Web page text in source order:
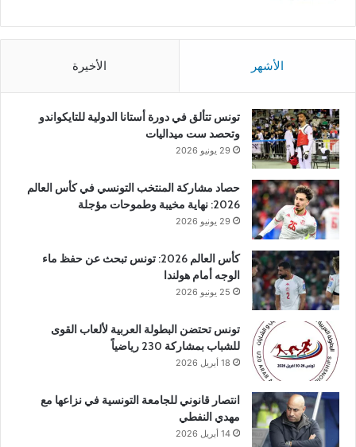
الأشهر الأخيرة
تونس تتألق في دورة أستانا الدولية للتايكواندو
وتحصد ست ميداليات
29 يونيو 2026
حصاد مشاركة المنتخب التونسي في كأس العالم
2026: نهاية مخيبة وطموحات مؤجلة
29 يونيو 2026
كأس العالم 2026: تونس تبحث عن حفظ ماء
الوجه أمام هولندا
25 يونيو 2026
تونس تحتضن البطولة العربية لألعاب القوى
للشباب بمشاركة 230 رياضياً
18 أبريل 2026
انتصار قانوني للجامعة التونسية في نزاعها مع
مهدي النفطي
14 أبريل 2026